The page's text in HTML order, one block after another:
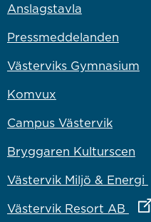
Anslagstavla
Pressmeddelanden
Västerviks Gymnasium
Komvux
Campus Västervik
Bryggaren Kulturscen
Västervik Miljö & Energi
Västervik Resort AB